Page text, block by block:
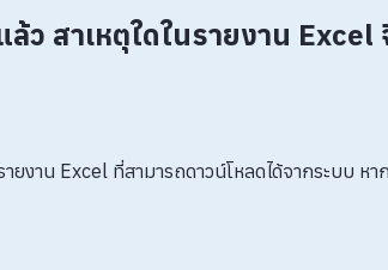
สาเหตุใดในรายงาน Excel
ยงาน Excel ที่สามารถดาวน์โหลดได้จากระบบ หา